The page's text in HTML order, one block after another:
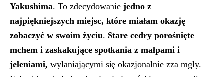
Yakushima. To zdecydowanie jedno z
najpiękniejszych miejsc, które miałam okazję
zobaczyć w swoim życiu. Stare cedry porośnięte
mchem i zaskakujące spotkania z małpami i
jeleniami, wyłaniającymi się okazjonalnie zza mgły.